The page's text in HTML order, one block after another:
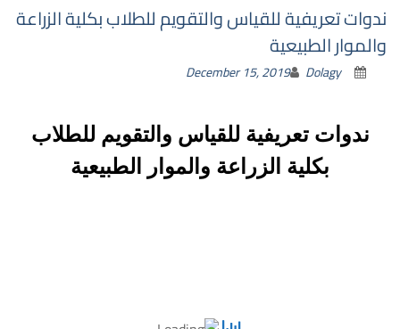
ندوات تعريفية للقياس والتقويم للطلاب بكلية الزراعة
والموار الطبيعية
December 15, 2019 Dolagy
ندوات تعريفية للقياس والتقويم للطلاب
بكلية الزراعة والموار الطبيعية